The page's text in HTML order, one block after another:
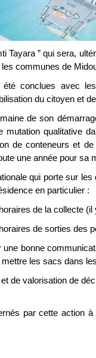
Tayara ” qui sera,
communes de
conclues avec
du citoyen et
de son
mutation qualitative
de conteneurs et
une année pour sa
qui porte sur
en particulier :
de la collecte
de sorties des
une bonne
mettre les sacs dans
de valorisation de
par cette action